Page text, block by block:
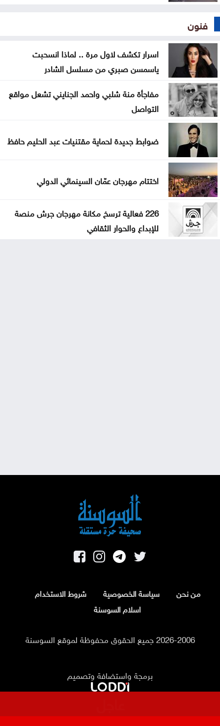
فنون
اسرار تكشف لاول مرة .. لماذا انسحبت
ياسمسن صبري من مسلسل الشادر
مفاجأة منة شلبي واحمد الجنايني تشعل مواقع
التواصل
ضوابط جديدة لحماية مقتنيات عبد الحليم حافظ
اختتام مهرجان عمّان السينمائي الدولي
226 فعالية ترسخ مكانة مهرجان جرش منصة
للإبداع والحوار الثقافي
من نحن سياسة الخصوصية
شروط الاستخدام
اسلام السوسنة
2026-2006 جميع الحقوق محفوظة لموقع السوسنة
برمجة واستضافة وتصميم